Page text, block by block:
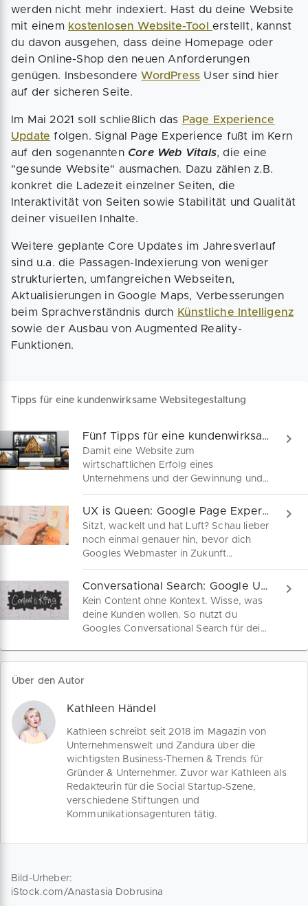
werden nicht mehr indexiert. Hast du deine Website
mit einem kostenlosen Website-Tool erstellt, kannst
du davon ausgehen, dass deine Homepage oder
dein Online-Shop den neuen Anforderungen
genügen. InsbesondereWordPress User sind hier
auf der sicheren Seite.
Im Mai 2021 soll schließlich das Page Experience
Update folgen. Signal Page Experience fußt im Kern
auf den sogenannten Core Web Vitals, die eine
"gesunde Website" ausmachen. Dazu zählen z.B.
konkret die Ladezeit einzelner Seiten, die
Interaktivität von Seiten sowie Stabilität und Qualität
deiner visuellen Inhalte.
Weitere geplante Core Updates im Jahresverlauf
sind u.a. die Passagen-Indexierung von weniger
strukturierten, umfangreichen Webseiten,
Aktualisierungen in Google Maps, Verbesserungen
beim Sprachverständnis durch Künstliche Intelligenz
sowie der Ausbau von Augmented Reality-
Funktionen.
Tipps für eine kundenwirksame Websitegestaltung
Fünf Tipps für eine kundenwirksame Websitegestaltung
Damit eine Website zum
wirtschaftlichen Erfolg eines
Unternehmens und der Gewinnung und
Bindung von Kunden beiträgt, braucht
es mehr als den bloßen digitalen
Augenschein von Produkt und NAP-
Daten. Intuitive Funktionalität,
hochwertiges Design und
UX is Queen: Google Page Experience Update kommt
Sitzt, wackelt und hat Luft? Schau lieber
noch einmal genauer hin, bevor dich
Googles Webmaster in Zukunft
abstrafen könnte. Erfahre jetzt, wie du
dich am besten auf das Page
Experience Update vorbereitest und
welchen Fauxpas du dir in Zukunft nicht
mehr leisten darfst.
Conversational Search: Google Update weiß, wonach Kunden wirklich suchen
Kein Content ohne Kontext. Wisse, was
deine Kunden wollen. So nutzt du
Googles Conversational Search für dein
kannst du mit den richtigen Keywords
als bester Anbieter punkten.
Über den Autor
Kathleen Händel
Kathleen schreibt seit 2018 im Magazin von
Unternehmenswelt und Zandura über die
wichtigsten Business-Themen & Trends für
Gründer & Unternehmer. Zuvor war Kathleen als
Redakteurin für die Social Startup-Szene,
verschiedene Stiftungen und
Kommunikationsagenturen tätig.
Bild-Urheber:
iStock.com/Anastasia Dobrusina